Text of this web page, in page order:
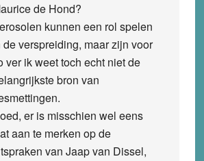
de Hond?
kunnen een rol spelen
de verspreiding, maar zijn voor
ver ik weet toch echt niet de
bron van
er is misschien wel eens
aan te merken op de
van Jaap van Dissel,